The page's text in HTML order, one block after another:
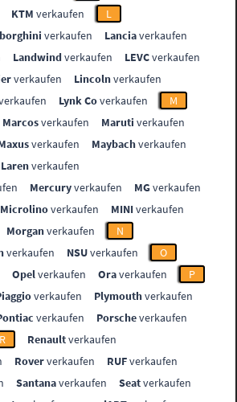
KTM verkaufen
L
verkaufen Lanciaverkaufen
Landwindverkaufen LEVCverkaufen
verkaufen Lincolnverkaufen
Lynk Coverkaufen
M
Marcosverkaufen Maruti verkaufen
verkaufen Maybachverkaufen
verkaufen
Mercuryverkaufen MGverkaufen
Microlinoverkaufen MINIverkaufen
Morganverkaufen
N
verkaufen NSUverkaufen
O
Opelverkaufen Oraverkaufen
P
verkaufen Plymouthverkaufen
verkaufen Porscheverkaufen
R Renaultverkaufen
Roververkaufen RUFverkaufen
Santanaverkaufen Seatverkaufen